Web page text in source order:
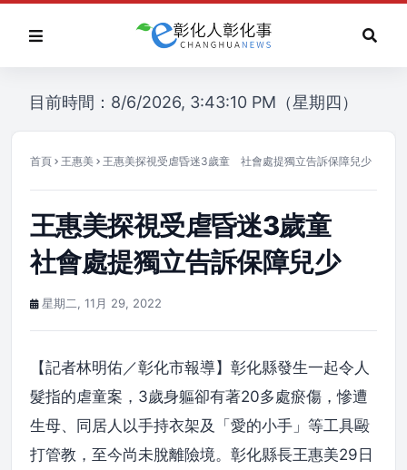
目前時間：8/6/2026, 3:43:10 PM（星期四）
首頁 王惠美 王惠美探視受虐昏迷3歲童 社會處提獨立告訴保障兒少
王惠美探視受虐昏迷3歲童
社會處提獨立告訴保障兒少
星期二, 11月 29, 2022
【記者林明佑／彰化市報導】彰化縣發生一起令人
髮指的虐童案，3歲身軀卻有著20多處瘀傷，慘遭
生母、同居人以手持衣架及「愛的小手」等工具毆
打管教，至今尚未脫離險境。彰化縣長王惠美29日